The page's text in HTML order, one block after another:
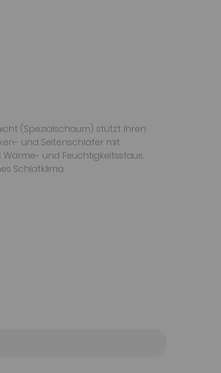
(Spezialschaum) stützt Ihren
und Seitenschläfer mit
und Feuchtigkeitsstaus.
Schlafklima.